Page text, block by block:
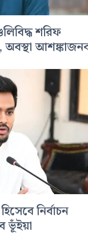
শরিফ
অবস্থা
নির্বাচন
ভূঁইয়া